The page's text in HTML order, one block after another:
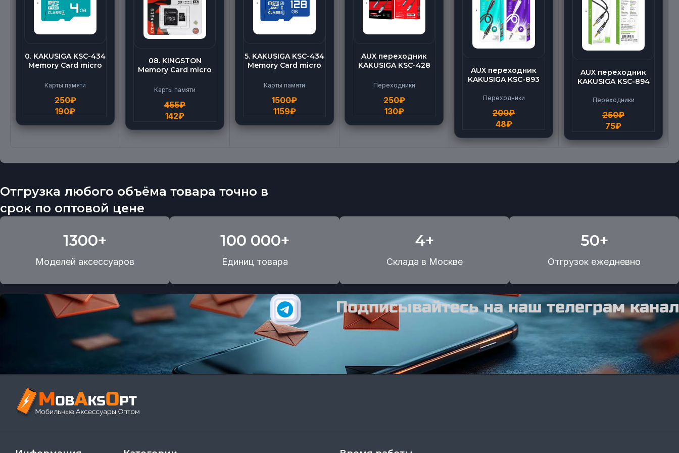
0. KAKUSIGA KSC-434
Memory Card micro
Speed (4G)
Карты памяти
250₽
190₽
08. KINGSTON
Memory Card micro
Карты памяти
455₽
142₽
5. KAKUSIGA KSC-434
Memory Card micro
Speed (128G)
Карты памяти
1500₽
1159₽
AUX переходник
KAKUSIGA KSC-428
Переходники
250₽
130₽
AUX переходник
KAKUSIGA KSC-893
Переходники
200₽
48₽
AUX переходник
KAKUSIGA KSC-894
Переходники
250₽
75₽
Отгрузка любого объёма товара точно в
срок по оптовой цене
1300+
Моделей аксессуаров
100 000+
Единиц товара
4+
Склада в Москве
50+
Отгрузок ежедневно
Подписывайтесь на наш телеграм канал